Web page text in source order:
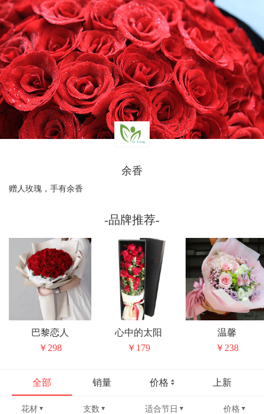
余香
赠人玫瑰，手有余香
-品牌推荐-
巴黎恋人
￥298
心中的太阳
￥179
温馨
￥238
全部 销量 价格 上新
花材 支数 适合节日 价格